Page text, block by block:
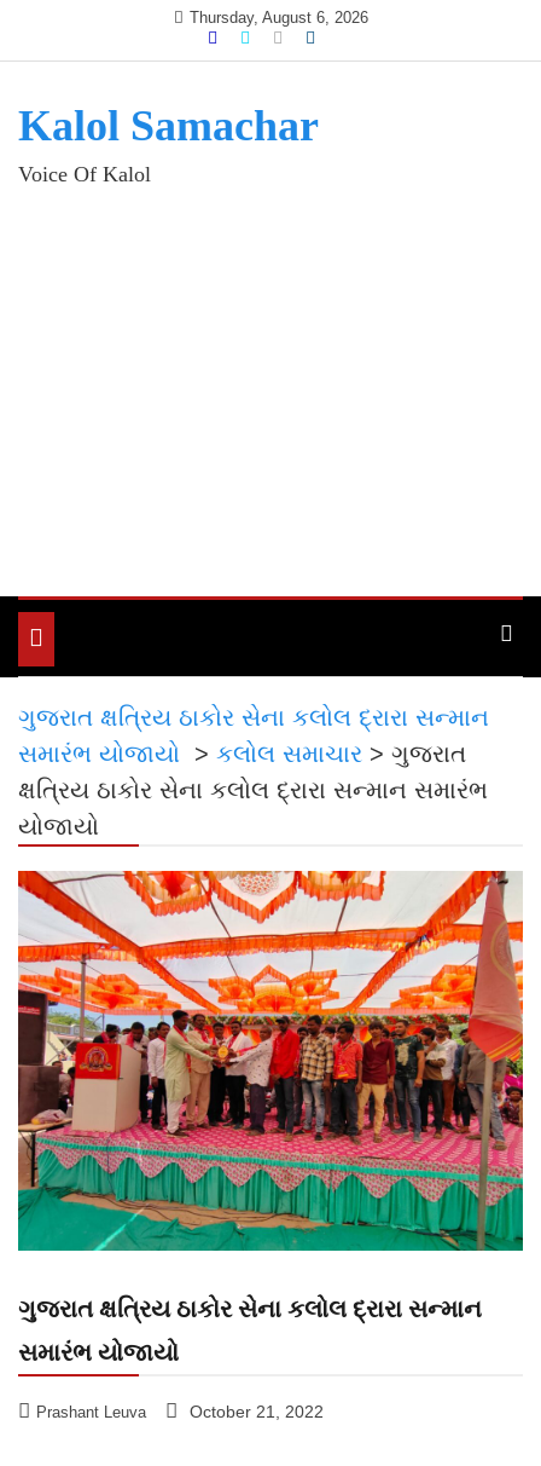
Thursday, August 6, 2026
Kalol Samachar
Voice Of Kalol
Toggle
navigation
ગુજરાત ક્ષત્રિય ઠાકોર સેના કલોલ દ્રારા સન્માન
સમારંભ યોજાયો
> કલોલ સમાચાર > ગુજરાત
ક્ષત્રિય ઠાકોર સેના કલોલ દ્રારા સન્માન સમારંભ
યોજાયો
ગુજરાત ક્ષત્રિય ઠાકોર સેના કલોલ દ્રારા સન્માન
સમારંભ યોજાયો
Prashant Leuva October 21, 2022